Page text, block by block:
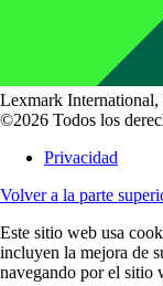
Lexmark
©2026 Todos los
Privacidad
Volver a la parte
Este sitio web usa
incluyen la mejora de
navegando por el sitio